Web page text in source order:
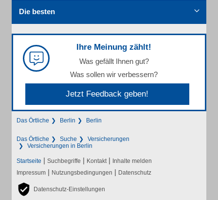
Die besten
Ihre Meinung zählt!
Was gefällt Ihnen gut?
Was sollen wir verbessern?
Jetzt Feedback geben!
Das Örtliche Berlin Berlin
Das Örtliche Suche
Versicherungen
Versicherungen in Berlin
Startseite | Suchbegriffe | Kontakt | Inhalte melden
Impressum | Nutzungsbedingungen | Datenschutz
Datenschutz-Einstellungen